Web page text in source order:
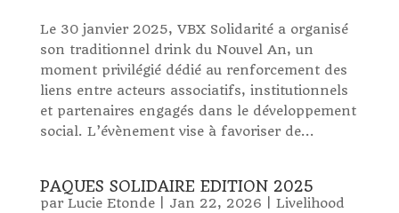
Le 30 janvier 2025, VBX Solidarité a organisé
son traditionnel drink du Nouvel An, un
moment privilégié dédié au renforcement des
liens entre acteurs associatifs, institutionnels
et partenaires engagés dans le développement
social. L’évènement vise à favoriser de...
PAQUES SOLIDAIRE EDITION 2025
par Lucie Etonde| Jan 22, 2026 Livelihood